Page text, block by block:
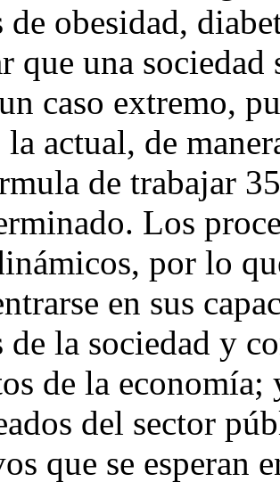
de obesidad,
que una
caso extremo,
actual, de
de trabajar
Los
por lo
en sus
de la sociedad y
de la economía;
del sector
que se esperan